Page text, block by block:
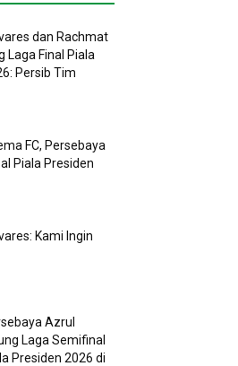
dan Rachmat
Laga Final Piala
Persib Tim
FC, Persebaya
Piala Presiden
Kami Ingin
Azrul
Laga Semifinal
Presiden 2026 di